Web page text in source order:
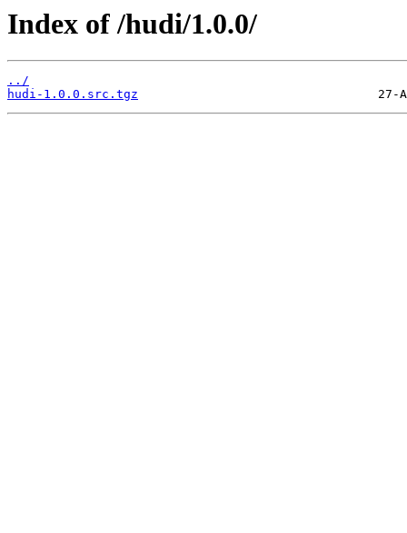
Index of /hudi/1.0.0/
../
hudi-1.0.0.src.tgz